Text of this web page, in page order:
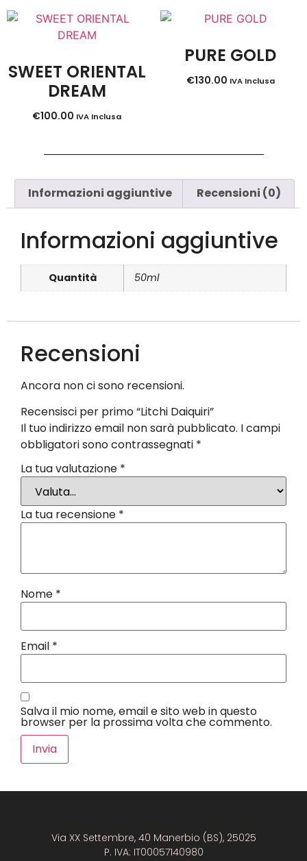
SWEET ORIENTAL
DREAM
€100.00 IVA Inclusa
PURE GOLD
€130.00 IVA Inclusa
Informazioni aggiuntive Recensioni (0)
Informazioni aggiuntive
Quantità 50ml
Recensioni
Ancora non ci sono recensioni.
Recensisci per primo “Litchi Daiquiri”
Il tuo indirizzo email non sarà pubblicato. I campi
obbligatori sono contrassegnati *
La tua valutazione *
La tua recensione *
Nome *
Email *
Salva il mio nome, email e sito web in questo
browser per la prossima volta che commento.
Via XX Settembre, 40 Manerbio (BS), 25025
P. IVA: IT00057140980